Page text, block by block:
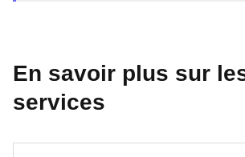
En savoir plus sur
services